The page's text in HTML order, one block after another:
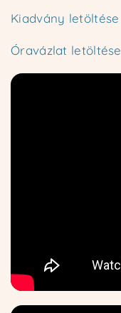
Kiadvány letöltése
Óravázlat letöltése